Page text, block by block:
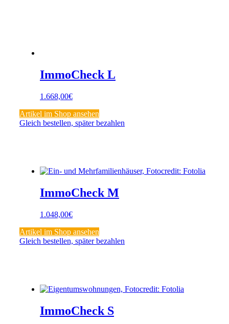
ImmoCheck L
1.668,00€
Artikel im Shop ansehen
Gleich bestellen, später bezahlen
ImmoCheck M
1.048,00€
Artikel im Shop ansehen
Gleich bestellen, später bezahlen
ImmoCheck S